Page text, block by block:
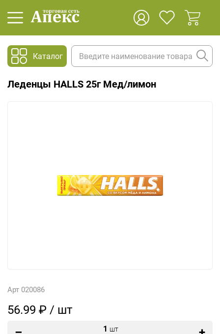
Каталог
Леденцы HALLS 25г Мед/лимон
Арт 020086
56.99 ₽ / шт
1 шт